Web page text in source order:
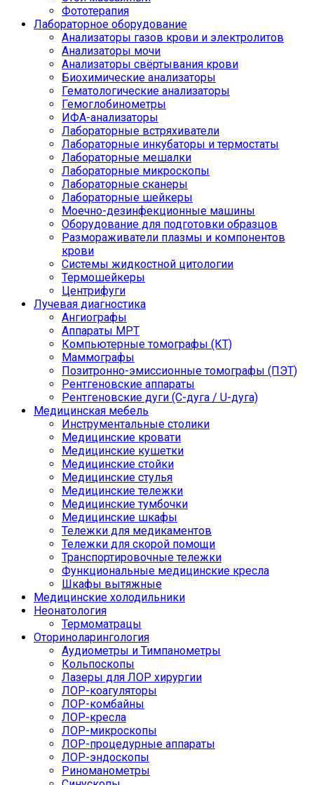
Фототерапия
Лабораторное оборудование
Анализаторы газов крови и электролитов
Анализаторы мочи
Анализаторы свёртывания крови
Биохимические анализаторы
Гематологические анализаторы
Гемоглобинометры
ИФА-анализаторы
Лабораторные встряхиватели
Лабораторные инкубаторы и термостаты
Лабораторные мешалки
Лабораторные микроскопы
Лабораторные сканеры
Лабораторные шейкеры
Моечно-дезинфекционные машины
Оборудование для подготовки образцов
Размораживатели плазмы и компонентов
крови
Системы жидкостной цитологии
Термошейкеры
Центрифуги
Лучевая диагностика
Ангиографы
Аппараты МРТ
Компьютерные томографы (КТ)
Маммографы
Позитронно-эмиссионные томографы (ПЭТ)
Рентгеновские аппараты
Рентгеновские дуги (С-дуга / U-дуга)
Медицинская мебель
Инструментальные столики
Медицинские кровати
Медицинские кушетки
Медицинские стойки
Медицинские стулья
Медицинские тележки
Медицинские тумбочки
Медицинские шкафы
Тележки для медикаментов
Тележки для скорой помощи
Транспортировочные тележки
Функциональные медицинские кресла
Шкафы вытяжные
Медицинские холодильники
Неонатология
Термоматрацы
Оториноларингология
Аудиометры и Тимпанометры
Кольпоскопы
Лазеры для ЛОР хирургии
ЛОР-коагуляторы
ЛОР-комбайны
ЛОР-кресла
ЛОР-микроскопы
ЛОР-процедурные аппараты
ЛОР-эндоскопы
Риноманометры